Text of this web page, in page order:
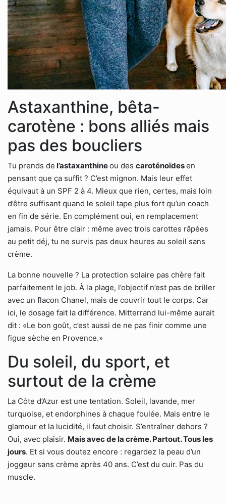
Astaxanthine, bêta-
carotène : bons alliés mais
pas des boucliers
Tu prends de l’astaxanthineou des caroténoïdesen
pensant que ça suffit ? C’est mignon. Mais leur effet
équivaut à un SPF 2 à 4. Mieux que rien, certes, mais loin
d’être suffisant quand le soleil tape plus fort qu’un coach
en fin de série. En complément oui, en remplacement
jamais. Pour être clair : même avec trois carottes râpées
au petit déj, tu ne survis pas deux heures au soleil sans
crème.
La bonne nouvelle ? La protection solaire pas chère fait
parfaitement le job. À la plage, l’objectif n’est pas de briller
avec un flacon Chanel, mais de couvrir tout le corps. Car
ici, le dosage fait la différence. Mitterrand lui-même aurait
dit : «Le bon goût, c’est aussi de ne pas finir comme une
figue sèche en Provence.»
Du soleil, du sport, et
surtout de la crème
La Côte d’Azur est une tentation. Soleil, lavande, mer
turquoise, et endorphines à chaque foulée. Mais entre le
glamour et la lucidité, il faut choisir. S’entraîner dehors ?
Oui, avec plaisir. Mais avec de la crème. Partout. Tous les
jours. Et si vous doutez encore : regardez la peau d’un
joggeur sans crème après 40 ans. C’est du cuir. Pas du
muscle.